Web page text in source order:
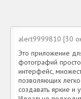
alert9999810 [30
Это приложение
фотографий
интерфейс,
позволяющих
создавать яркие и